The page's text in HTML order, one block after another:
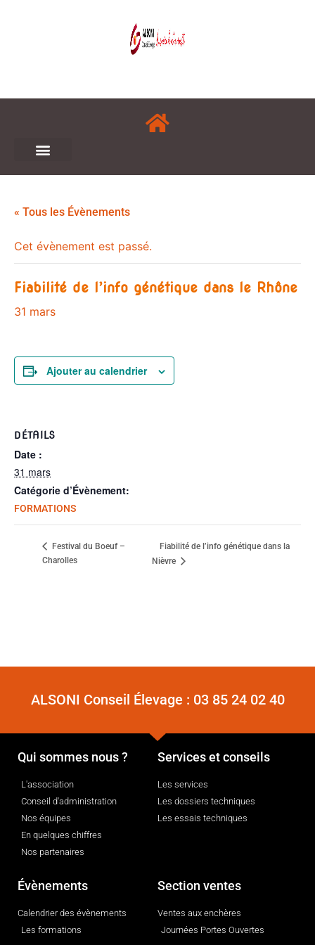
« Tous les Évènements
Cet évènement est passé.
Fiabilité de l’info génétique dans le Rhône
31 mars
Ajouter au calendrier
DÉTAILS
Date :
31 mars
Catégorie d’Évènement:
FORMATIONS
Festival du Boeuf –
Charolles
Fiabilité de l’info génétique dans la
Nièvre
ALSONI Conseil Élevage : 03 85 24 02 40
Qui sommes nous ?
L'association
Conseil d'administration
Nos équipes
En quelques chiffres
Nos partenaires
Services et conseils
Les services
Les dossiers techniques
Les essais techniques
Évènements
Calendrier des évènements
Les formations
Section ventes
Ventes aux enchères
Journées Portes Ouvertes